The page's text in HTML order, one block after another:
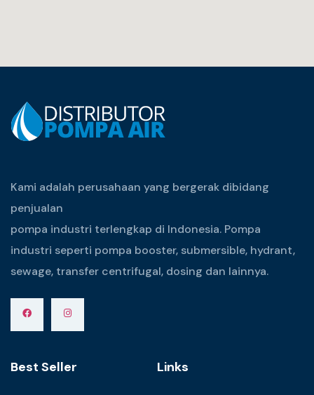
Kami adalah perusahaan yang bergerak dibidang
penjualan
pompa industri terlengkap di Indonesia. Pompa
industri seperti pompa booster, submersible, hydrant,
sewage, transfer centrifugal, dosing dan lainnya.
Best Seller Links